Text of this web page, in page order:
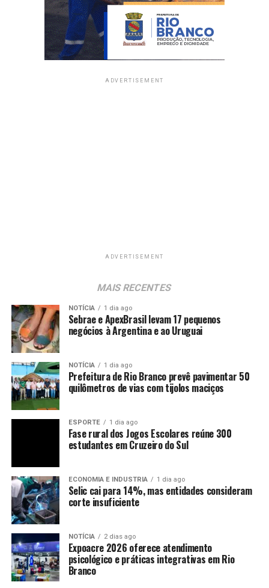
ADVERTISEMENT
ADVERTISEMENT
MAIS RECENTES
NOTÍCIA 1 dia ago
Sebrae e ApexBrasil levam 17 pequenos
negócios à Argentina e ao Uruguai
NOTÍCIA 1 dia ago
Prefeitura de Rio Branco prevê pavimentar 50
quilômetros de vias com tijolos maciços
ESPORTE 1 dia ago
Fase rural dos Jogos Escolares reúne 300
estudantes em Cruzeiro do Sul
ECONOMIA E INDUSTRIA 1 dia ago
Selic cai para 14%, mas entidades consideram
corte insuficiente
NOTÍCIA 2 dias ago
Expoacre 2026 oferece atendimento
psicológico e práticas integrativas em Rio
Branco